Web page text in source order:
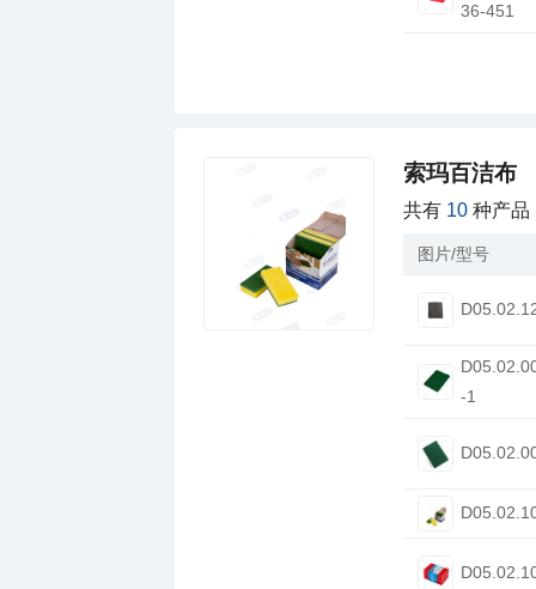
36-451
索玛百洁布
共有 10 种产品
图片/型号
-1